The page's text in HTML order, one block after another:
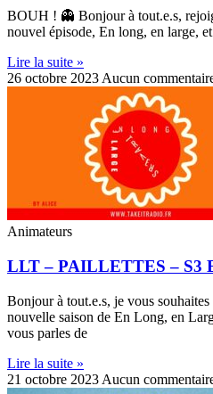
BOUH ! 👻 Bonjour à tout.e.s,
nouvel épisode, En long, en large,
Lire la suite »
26 octobre 2023 Aucun
Animateurs
LLT – PAILLETTES – S3
Bonjour à tout.e.s, je vous
nouvelle saison de En Long, en
vous parles de
Lire la suite »
21 octobre 2023 Aucun